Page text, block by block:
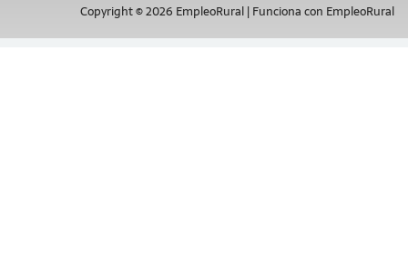
Copyright © 2026 EmpleoRural | Funciona con EmpleoRural